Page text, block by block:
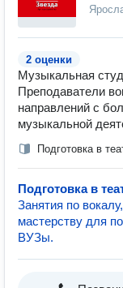
2 оценки
Музыкальная
Преподаватели
направлений с
музыкальной
Подготовка в
Подготовка в
Занятия по
мастерству для
ВУЗы.